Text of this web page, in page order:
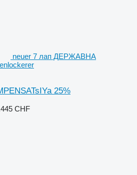
neuer 7 лап ДЕРЖАВНА
25%
CHF